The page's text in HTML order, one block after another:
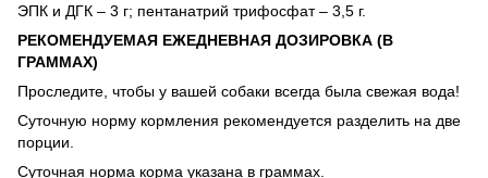
ЭПК и ДГК – 3 г; пентанатрий трифосфат – 3,5 г.
РЕКОМЕНДУЕМАЯ ЕЖЕДНЕВНАЯ ДОЗИРОВКА (В
ГРАММАХ)
Проследите, чтобы у вашей собаки всегда была свежая вода!
Суточную норму кормления рекомендуется разделить на две
порции.
Суточная норма корма указана в граммах.